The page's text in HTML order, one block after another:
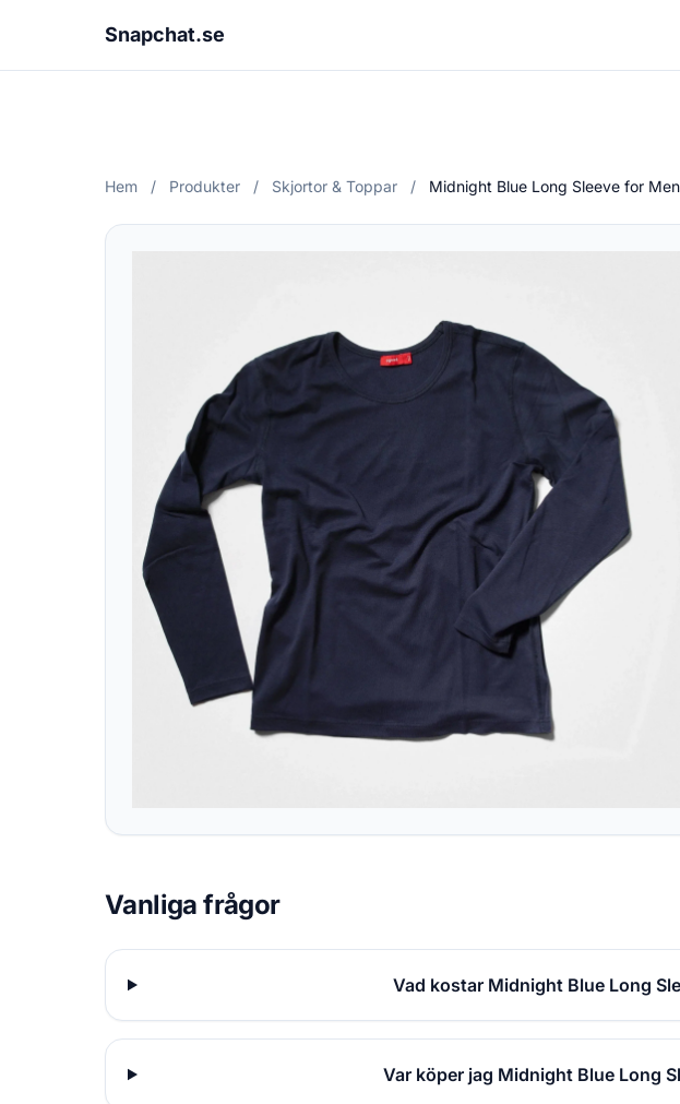
Snapchat.se
Hem / Produkter / Skjortor & Toppar / Midnight Blue Long Sleeve for
Vanliga frågor
Vad kostar Midnight Blue Long
Var köper jag Midnight Blue Long